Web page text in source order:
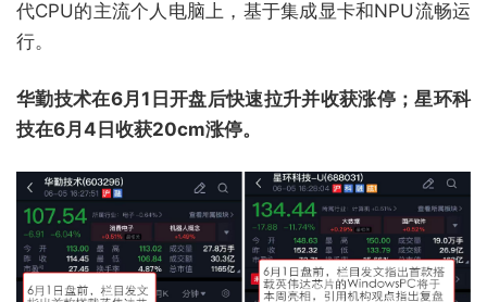
代CPU的主流个人电脑上，基于集成显卡和NPU流畅运
行。
华勤技术在6月1日开盘后快速拉升并收获涨停；星环科
技在6月4日收获20cm涨停。